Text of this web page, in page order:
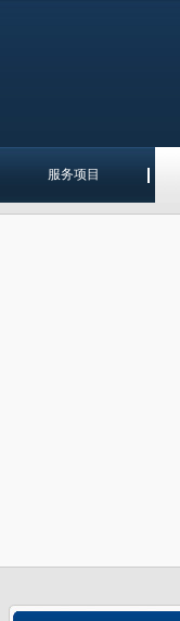
服务项目